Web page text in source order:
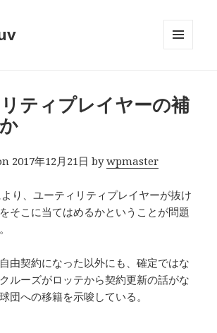
ット
ティプレイヤーの補
2017年12月21日 bywpmaster
り、ユーティリティプレイヤーが抜け
そこに当てはめるかということが問題
由契約になった以外にも、確定ではな
ルーズがロッテから契約更新の話がな
団への移籍を示唆している。